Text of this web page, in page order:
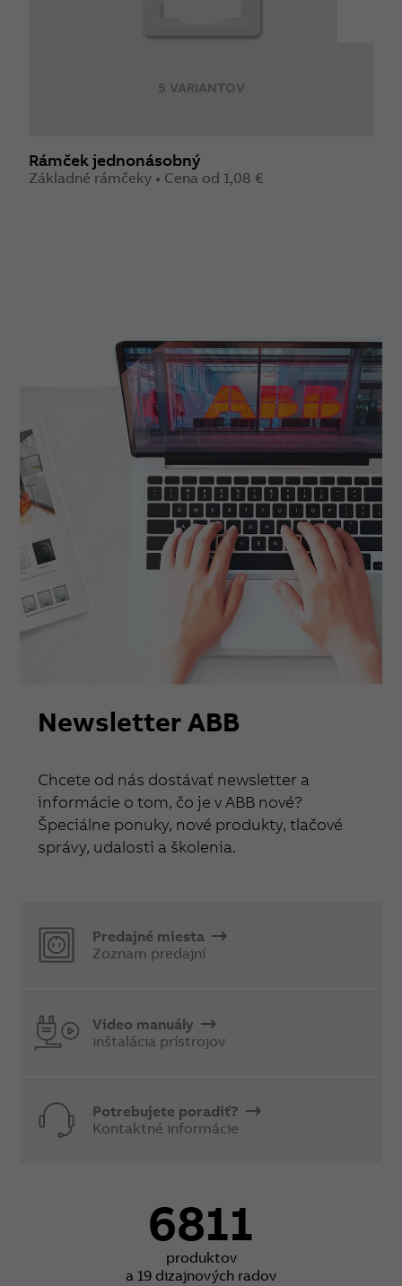
5 VARIANTOV
Rámček jednonásobný
Základné rámčeky • Cena od 1,08 €
Newsletter ABB
Chcete od nás dostávať newsletter a
informácie o tom, čo je v ABB nové?
Špeciálne ponuky, nové produkty, tlačové
správy, udalosti a školenia.
Predajné miesta
Zoznam predajní
Video manuály
inštalácia prístrojov
Potrebujete poradiť?
Kontaktné informácie
6811
produktov
a 19 dizajnových radov